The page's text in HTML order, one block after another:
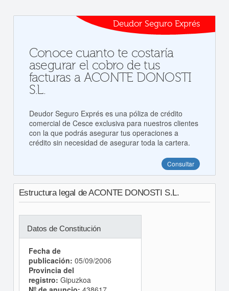
Deudor Seguro Exprés
Conoce cuanto te costaría
asegurar el cobro de tus
facturas a ACONTE DONOSTI
S.L.
Deudor Seguro Exprés es una póliza de crédito
comercial de Cesce exclusiva para nuestros clientes
con la que podrás asegurar tus operaciones a
crédito sin necesidad de asegurar toda la cartera.
Consultar
Estructura legal de ACONTE DONOSTI S.L.
Datos de Constitución
Fecha de
publicación: 05/09/2006
Provincia del
registro: Gipuzkoa